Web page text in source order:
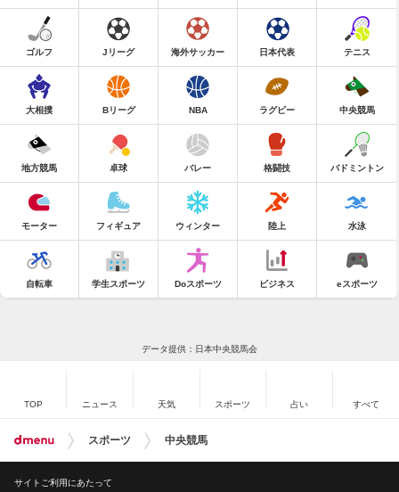
ゴルフ Jリーグ 海外サッカー 日本代表 テニス
大相撲 Bリーグ NBA ラグビー 中央競馬
地方競馬 卓球 バレー 格闘技 バドミントン
モーター フィギュア ウィンター 陸上 水泳
自転車 学生スポーツ Doスポーツ ビジネス eスポーツ
データ提供：日本中央競馬会
TOP ニュース 天気 スポーツ 占い すべて
スポーツ 中央競馬
サイトご利用にあたって